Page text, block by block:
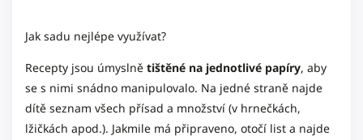
Jak sadu nejlépe využívat?
Recepty jsou úmyslně tištěné na jednotlivé papíry, aby
se s nimi snádno manipulovalo. Na jedné straně najde
dítě seznam všech přísad a množství (v hrnečkách,
lžičkách apod.). Jakmile má připraveno, otočí list a najde